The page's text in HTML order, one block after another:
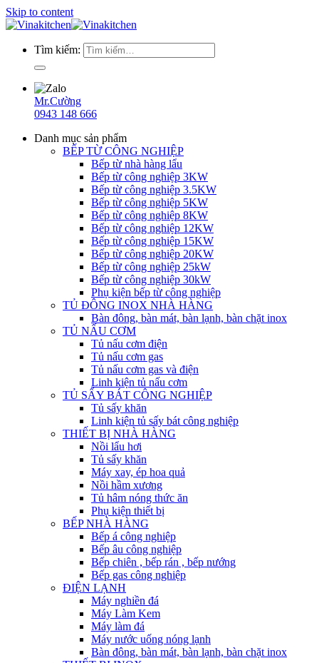
Skip to content
Tìm kiếm:
Mr.Cường
0943 148 666
Danh mục sản phẩm
BẾP TỪ CÔNG NGHIỆP
Bếp từ nhà hàng lẩu
Bếp từ công nghiệp 3KW
Bếp từ công nghiệp 3.5KW
Bếp từ công nghiệp 5KW
Bếp từ công nghiệp 8KW
Bếp từ công nghiệp 12KW
Bếp từ công nghiệp 15KW
Bếp từ công nghiệp 20KW
Bếp từ công nghiệp 25kW
Bếp từ công nghiệp 30kW
Phụ kiện bếp từ công nghiệp
TỦ ĐÔNG INOX NHÀ HÀNG
Bàn đông, bàn mát, bàn lạnh, bàn chặt inox
TỦ NẤU CƠM
Tủ nấu cơm điện
Tủ nấu cơm gas
Tủ nấu cơm gas và điện
Linh kiện tủ nấu cơm
TỦ SẤY BÁT CÔNG NGHIỆP
Tủ sấy khăn
Linh kiện tủ sấy bát công nghiệp
THIẾT BỊ NHÀ HÀNG
Nồi lẩu hơi
Tủ sấy khăn
Máy xay, ép hoa quả
Nồi hầm xương
Tủ hâm nóng thức ăn
Phụ kiện thiết bị
BẾP NHÀ HÀNG
Bếp á công nghiệp
Bếp âu công nghiệp
Bếp chiên , bếp rán , bếp nướng
Bếp gas công nghiệp
ĐIỆN LẠNH
Máy nghiền đá
Máy Làm Kem
Máy làm đá
Máy nước uống nóng lạnh
Bàn đông, bàn mát, bàn lạnh, bàn chặt inox